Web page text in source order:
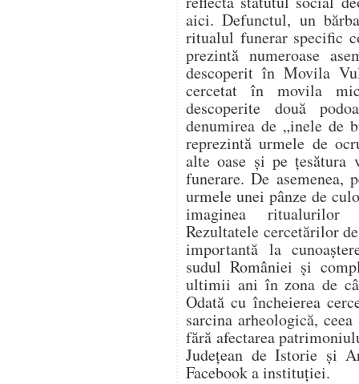
aici. Defunctul, un
ritualul funerar specific
prezintă numeroase
descoperit în Movila
cercetat în movila
descoperite două
denumirea de „inele de
reprezintă urmele de
alte oase și pe țesătura
funerare. De asemenea,
urmele unei pânze de
imaginea ritualurilor
Rezultatele cercetărilor
importantă la
sudul României și
ultimii ani în zona de
Odată cu încheierea
sarcina arheologică,
fără afectarea
Județean de Istorie și
Facebook a instituției.